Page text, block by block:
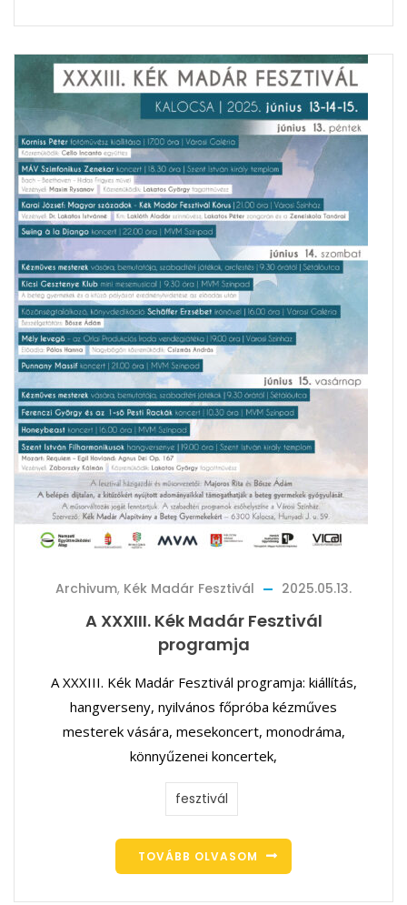
Archivum, Kék Madár Fesztivál 2025.05.13.
A XXXIII. Kék Madár Fesztivál
programja
A XXXIII. Kék Madár Fesztivál programja: kiállítás,
hangverseny, nyilvános főpróba kézműves
mesterek vására, mesekoncert, monodráma,
könnyűzenei koncertek,
fesztivál
TOVÁBB OLVASOM